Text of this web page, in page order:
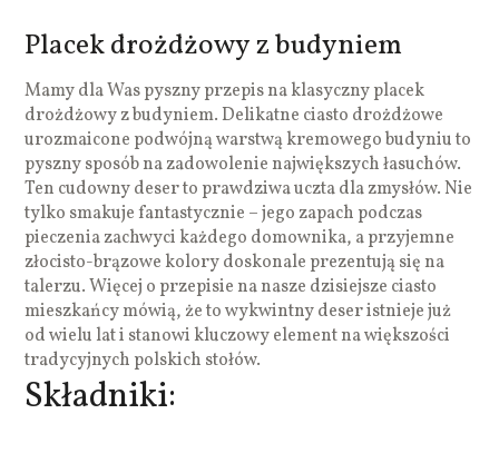
Placek drożdżowy z budyniem
Mamy dla Was pyszny przepis na klasyczny placek
drożdżowy z budyniem. Delikatne ciasto drożdżowe
urozmaicone podwójną warstwą kremowego budyniu to
pyszny sposób na zadowolenie największych łasuchów.
Ten cudowny deser to prawdziwa uczta dla zmysłów. Nie
tylko smakuje fantastycznie – jego zapach podczas
pieczenia zachwyci każdego domownika, a przyjemne
złocisto-brązowe kolory doskonale prezentują się na
talerzu. Więcej o przepisie na nasze dzisiejsze ciasto
mieszkańcy mówią, że to wykwintny deser istnieje już
od wielu lat i stanowi kluczowy element na większości
tradycyjnych polskich stołów.
Składniki: